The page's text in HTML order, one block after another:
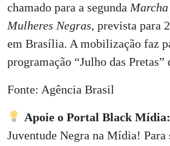
chamado para a segunda
Mulheres Negras, prevista para
em Brasília. A mobilização faz
programação “Julho das Pretas”
Fonte: Agência Brasil
Apoie o Portal Black Mídia:
Juventude Negra na Mídia! Para